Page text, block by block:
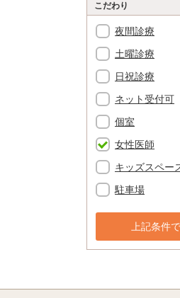
こだわり
夜間診療
土曜診療
日祝診療
ネット受付可
個室
女性医師
キッズスペー
駐車場
上記条件